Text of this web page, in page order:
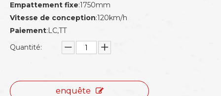
Empattement fixe:1750mm
Vitesse de conception:120km/h
Paiement:LC,TT
Quantité:
enquête